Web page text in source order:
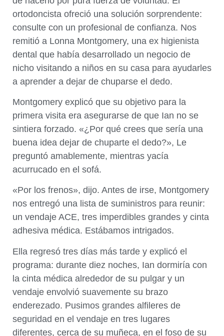
ortodoncista ofreció una solución sorprendente:
consulte con un profesional de confianza. Nos
remitió a Lonna Montgomery, una ex higienista
dental que había desarrollado un negocio de
nicho visitando a niños en su casa para ayudarles
a aprender a dejar de chuparse el dedo.
Montgomery explicó que su objetivo para la
primera visita era asegurarse de que Ian no se
sintiera forzado. «¿Por qué crees que sería una
buena idea dejar de chuparte el dedo?», Le
preguntó amablemente, mientras yacía
acurrucado en el sofá.
«Por los frenos», dijo. Antes de irse, Montgomery
nos entregó una lista de suministros para reunir:
un vendaje ACE, tres imperdibles grandes y cinta
adhesiva médica. Estábamos intrigados.
Ella regresó tres días más tarde y explicó el
programa: durante diez noches, Ian dormiría con
la cinta médica alrededor de su pulgar y un
vendaje envolvió suavemente su brazo
enderezado. Pusimos grandes alfileres de
seguridad en el vendaje en tres lugares
diferentes, cerca de su muñeca, en el foso de su